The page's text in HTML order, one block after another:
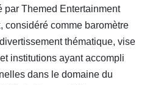
par Themed Entertainment
considéré comme baromètre
thématique, vise
institutions ayant accompli
dans le domaine du